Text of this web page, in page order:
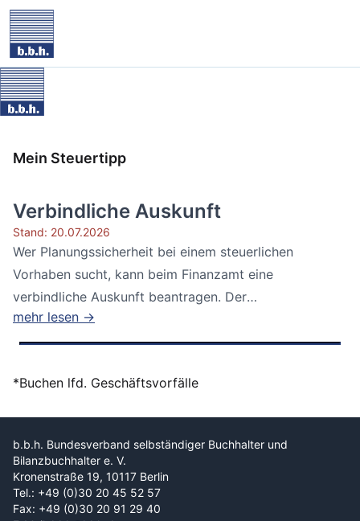
Mein Steuertipp
Verbindliche Auskunft
Stand: 20.07.2026
Wer Planungssicherheit bei einem steuerlichen
Vorhaben sucht, kann beim Finanzamt eine
verbindliche Auskunft beantragen. Der
Bundesfinanzhof...
mehr lesen →
*Buchen lfd. Geschäftsvorfälle
b.b.h. Bundesverband selbständiger Buchhalter und
Bilanzbuchhalter e. V.
Kronenstraße 19, 10117 Berlin
Tel.: +49 (0)30 20 45 52 57
Fax: +49 (0)30 20 91 29 40